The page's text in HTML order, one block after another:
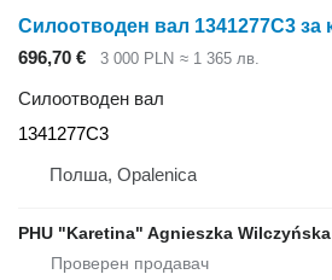
696,70 € 3 000 PLN ≈ 1 365 лв.
Силоотводен вал
1341277C3
Полша, Opalenica
PHU "Karetina" Agnieszka Wilczyńska